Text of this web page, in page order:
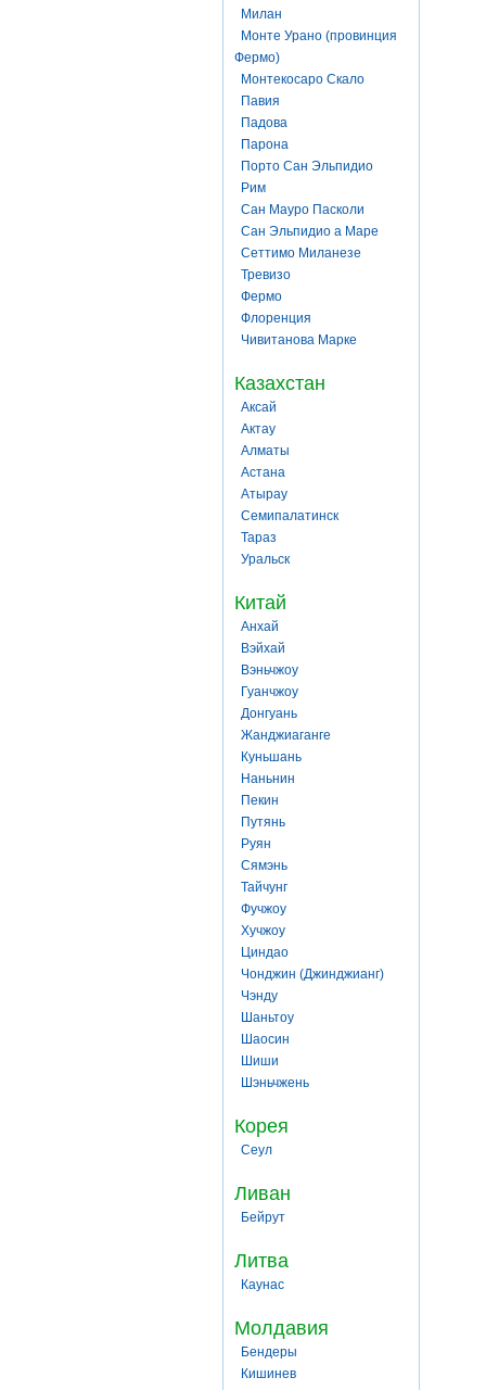
Милан
Монте Урано (провинция
Фермо)
Монтекосаро Скало
Павия
Падова
Парона
Порто Сан Эльпидио
Рим
Сан Мауро Пасколи
Сан Эльпидио а Маре
Сеттимо Миланезе
Тревизо
Фермо
Флоренция
Чивитанова Марке
Казахстан
Аксай
Актау
Алматы
Астана
Атырау
Семипалатинск
Тараз
Уральск
Китай
Анхай
Вэйхай
Вэньчжоу
Гуанчжоу
Донгуань
Жанджиаганге
Куньшань
Наньнин
Пекин
Путянь
Руян
Сямэнь
Тайчунг
Фучжоу
Хучжоу
Циндао
Чонджин (Джинджианг)
Чэнду
Шаньтоу
Шаосин
Шиши
Шэньчжень
Корея
Сеул
Ливан
Бейрут
Литва
Каунас
Молдавия
Бендеры
Кишинев